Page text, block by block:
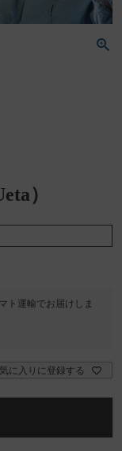
）
ト運輸でお届けしま
に入りに登録する